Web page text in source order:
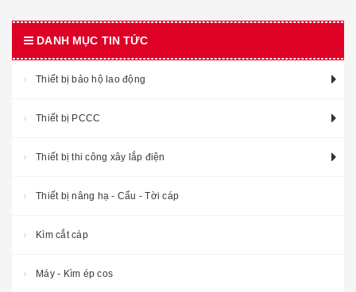
DANH MỤC TIN TỨC
Thiết bị bảo hộ lao động
Thiết bị PCCC
Thiết bị thi công xây lắp điện
Thiết bị nâng hạ - Cẩu - Tời cáp
Kìm cắt cáp
Máy - Kìm ép cos